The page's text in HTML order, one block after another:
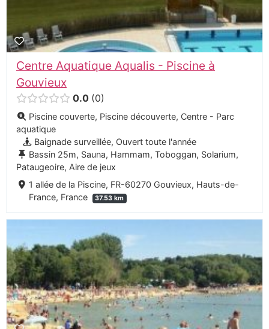
Centre Aquatique Aqualis - Piscine à
Gouvieux
0.0 0
Piscine couverte, Piscine découverte, Centre - Parc
aquatique
Baignade surveillée, Ouvert toute l'année
Bassin 25m, Sauna, Hammam, Toboggan, Solarium,
Pataugeoire, Aire de jeux
1 allée de la Piscine, FR-60270 Gouvieux, Hauts-de-
France, France
37.53 km